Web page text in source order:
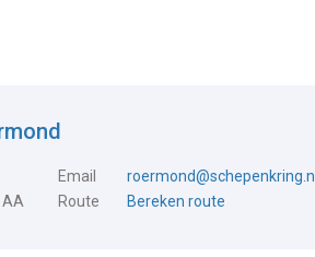
Email
roermond@schepenkring.nl
AA Route Bereken route